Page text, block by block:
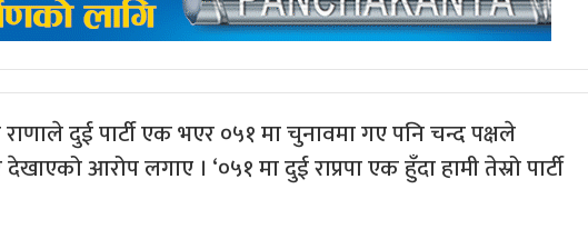
राणाले दुई पार्टी एक भएर ०५१ मा चुनावमा गए पनि चन्द पक्षले
आरोप लगाए । ‘०५१ मा दुई राप्रपा एक हुँदा हामी तेस्रो पार्टी